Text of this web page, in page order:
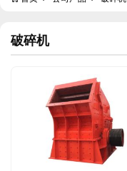
破碎机